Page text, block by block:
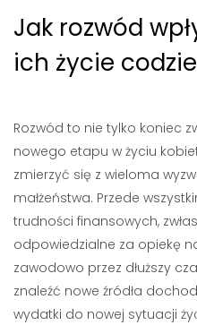
Jak rozwód
ich życie
Rozwód to nie tylko koniec
nowego etapu w życiu
zmierzyć się z wieloma
małżeństwa. Przede
trudności finansowych,
odpowiedzialne za opiekę
zawodowo przez dłuższy
znaleźć nowe źródła
wydatki do nowej sytuacji